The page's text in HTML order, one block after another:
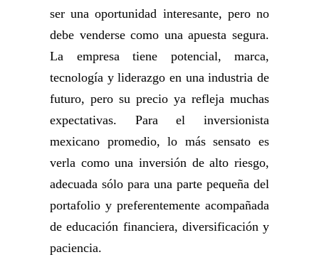
ser una oportunidad interesante, pero no
debe venderse como una apuesta segura.
La empresa tiene potencial, marca,
tecnología y liderazgo en una industria de
futuro, pero su precio ya refleja muchas
expectativas. Para el inversionista
mexicano promedio, lo más sensato es
verla como una inversión de alto riesgo,
adecuada sólo para una parte pequeña del
portafolio y preferentemente acompañada
de educación financiera, diversificación y
paciencia.